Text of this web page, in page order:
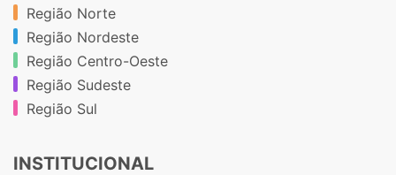
Região Norte
Região Nordeste
Região Centro-Oeste
Região Sudeste
Região Sul
INSTITUCIONAL